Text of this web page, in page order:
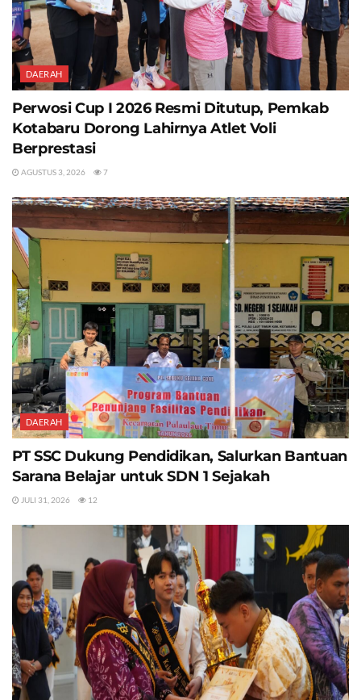
DAERAH
Perwosi Cup I 2026 Resmi Ditutup, Pemkab
Kotabaru Dorong Lahirnya Atlet Voli
Berprestasi
AGUSTUS 3, 2026 7
DAERAH
PT SSC Dukung Pendidikan, Salurkan Bantuan
Sarana Belajar untuk SDN 1 Sejakah
JULI 31, 2026 12